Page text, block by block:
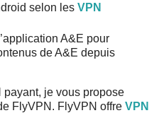
selon les VPN
A&E pour
de A&E depuis
je vous propose
FlyVPN. FlyVPN offre VPN